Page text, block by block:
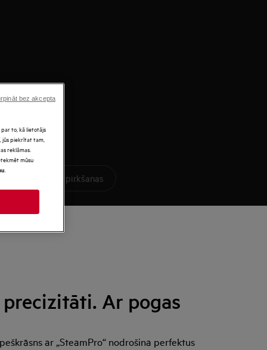
apsvērt pirms pirkšanas
Ar pogas
ar „SteamPro“ nodrošina perfektus
par to, kā lietotājs
jūs piekrītat tam,
reklāmas.
mūsu
bez akcepta